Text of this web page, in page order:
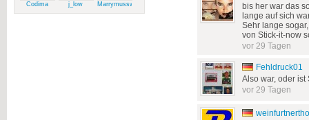
Codima j_low Marrymussweg
bis her war das
lange auf sich
Sehr lange
von Stick-it-now
vor 29 Tagen
Fehldruck01
Also war, oder ist
vor 29 Tagen